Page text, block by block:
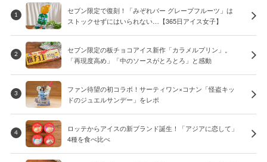
1
セブン限定で復刻！「みぞれバー グレープフルーツ」は
ストックせずにはいられない…【365日アイス女子】
2
セブン限定の板チョコアイス新作「カラメルプリン」。
「再現度高め」「中のソースがとろとろ」と感動
3
ファン待望の初コラボ！サーティワン×コナン「怪盗キッ
ドのジュエルサンデー」をレポ
4
ロッテからアイスの新ブランド誕生！「アジアに恋して」
4種を食べ比べ